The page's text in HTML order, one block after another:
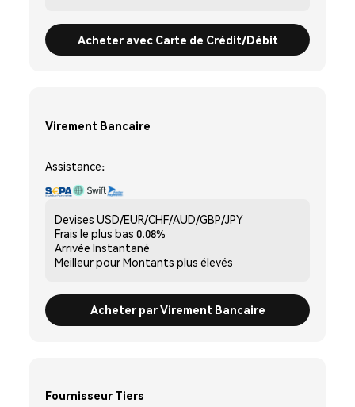
Acheter avec Carte de Crédit/Débit
Virement Bancaire
Assistance:
Devises USD/EUR/CHF/AUD/GBP/JPY
Frais le plus bas 0.08%
Arrivée Instantané
Meilleur pourMontants plus élevés
Acheter par Virement Bancaire
Fournisseur Tiers